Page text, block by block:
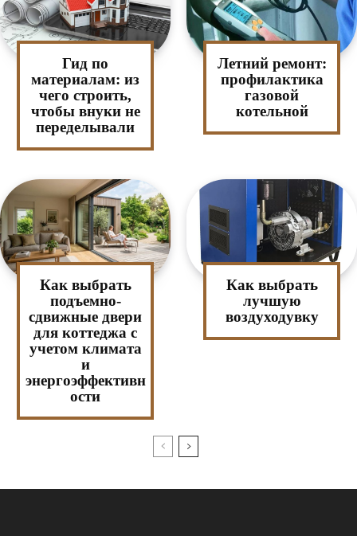
Гид по
материалам: из
чего строить,
чтобы внуки не
переделывали
Летний ремонт:
профилактика
газовой
котельной
Как выбрать
подъемно-
сдвижные двери
для коттеджа с
учетом климата
и
энергоэффективн
ости
Как выбрать
лучшую
воздуходувку